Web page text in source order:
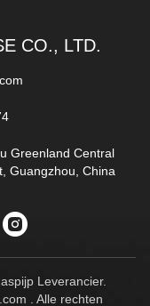
CO., LTD.
Greenland Central
Guangzhou, China
Leverancier.
. Alle rechten